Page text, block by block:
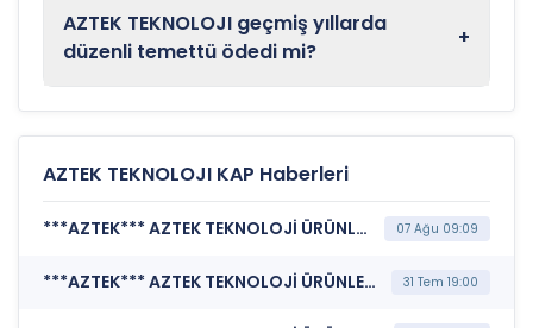
AZTEK TEKNOLOJI geçmiş yıllarda
düzenli temettü ödedi mi?
+
AZTEK TEKNOLOJI KAP Haberleri
***AZTEK*** AZTEK TEKNOLOJİ ÜRÜNLERİ TİCARET A.Ş. (Yeni İş İlişkisi) 07 Ağu 09:09
***AZTEK*** AZTEK TEKNOLOJİ ÜRÜNLERİ TİCARET A.Ş. (Özel Durum Açıklaması (Genel)) 31 Tem 19:00